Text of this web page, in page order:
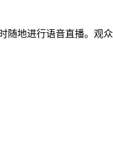
地进行语音直播。观